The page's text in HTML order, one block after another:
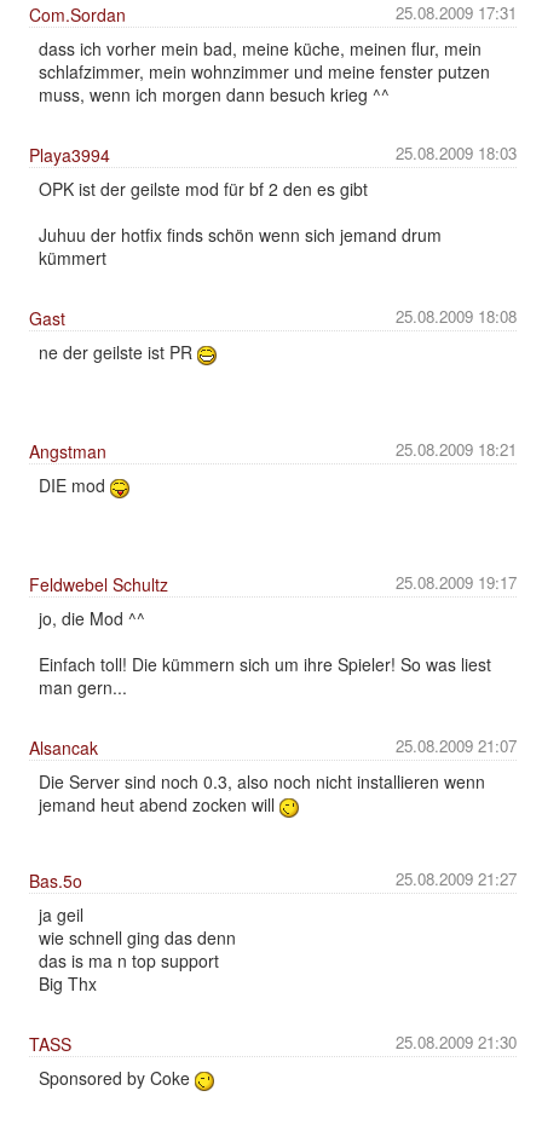
25.08.2009 17:31
Com.Sordan
dass ich vorher mein bad, meine küche, meinen flur, mein
schlafzimmer, mein wohnzimmer und meine fenster putzen
muss, wenn ich morgen dann besuch krieg ^^
25.08.2009 18:03
Playa3994
OPK ist der geilste mod für bf 2 den es gibt
Juhuu der hotfix finds schön wenn sich jemand drum
kümmert
25.08.2009 18:08
Gast
ne der geilste ist PR
25.08.2009 18:21
Angstman
DIE mod
25.08.2009 19:17
Feldwebel Schultz
jo, die Mod ^^
Einfach toll! Die kümmern sich um ihre Spieler! So was liest
man gern...
25.08.2009 21:07
Alsancak
Die Server sind noch 0.3, also noch nicht installieren wenn
jemand heut abend zocken will
25.08.2009 21:27
Bas.5o
ja geil
wie schnell ging das denn
das is ma n top support
Big Thx
25.08.2009 21:30
TASS
Sponsored by Coke